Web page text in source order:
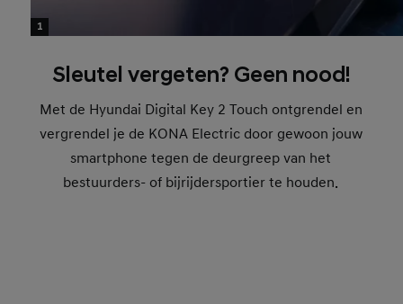
1
Sleutel vergeten? Geen nood!
Met de Hyundai Digital Key 2 Touch ontgrendel en
vergrendel je de KONA Electric door gewoon jouw
smartphone tegen de deurgreep van het
bestuurders- of bijrijdersportier te houden.